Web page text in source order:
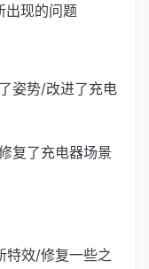
出现的问题
姿势/改进了充电
复了充电器场景
特效/修复一些之